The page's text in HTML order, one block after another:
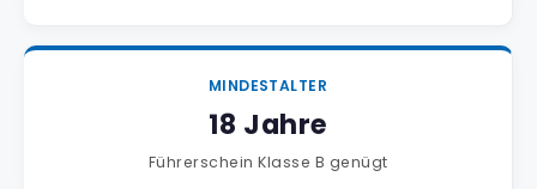
MINDESTALTER
18 Jahre
Führerschein Klasse B genügt